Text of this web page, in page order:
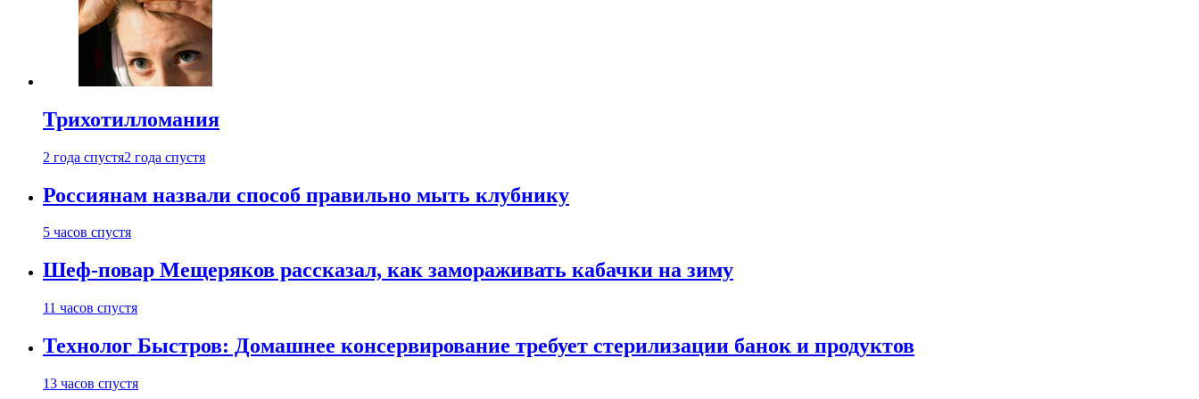
Трихотилломания
2 года спустя2 года спустя
Россиянам назвали способ правильно мыть клубнику
5 часов спустя
Шеф-повар Мещеряков рассказал, как замораживать кабачки на зиму
11 часов спустя
Технолог Быстров: Домашнее консервирование требует стерилизации банок и продуктов
13 часов спустя